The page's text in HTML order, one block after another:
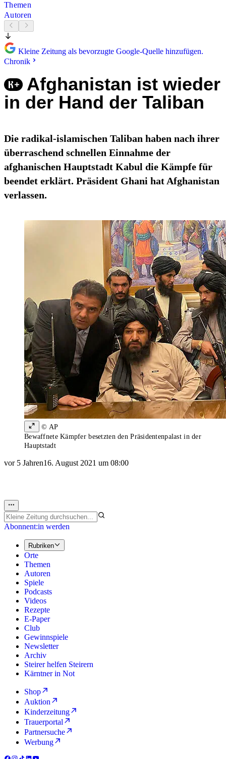
Themen
Autoren
Kleine Zeitung als bevorzugte Google-Quelle hinzufügen.
Chronik
Afghanistan ist wieder
in der Hand der Taliban
Die radikal-islamischen Taliban haben nach ihrer
überraschend schnellen Einnahme der
afghanischen Hauptstadt Kabul die Kämpfe für
beendet erklärt. Präsident Ghani hat Afghanistan
verlassen.
© AP
Bewaffnete Kämpfer besetzten den Präsidentenpalast in der
Hauptstadt
vor 5 Jahren16. August 2021 um 08:00
Abonnent:in werden
Rubriken
Orte
Themen
Autoren
Spiele
Podcasts
Videos
Rezepte
E-Paper
Club
Gewinnspiele
Newsletter
Archiv
Steirer helfen Steirern
Kärntner in Not
Shop
Auktion
Kinderzeitung
Trauerportal
Partnersuche
Werbung